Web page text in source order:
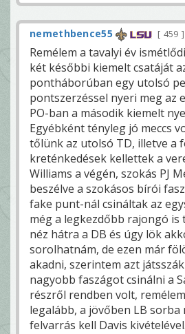
nemethbence55 459
Remélem a tavalyi év
két későbbi kiemelt csatáját
pontháborúban egy utolsó
pontszerzéssel nyeri meg az
PO-ban a második kiemelt
Egyébként tényleg jó meccs
tőlünk az utolsó TD, illetve a
kreténkedések kellettek a
Williams a végén, szokás PJ
beszélve a szokásos bírói
fake punt-nál csináltak az
még a legkezdőbb rajongó is
néz hátra a DB és úgy lök
sorolhatnám, de ezen már
akadni, szerintem azt
nagyobb faszágot csinálni a
részről rendben volt,
legalább, a jövőben LB sorba
felvarrás kell Davis kivételével.